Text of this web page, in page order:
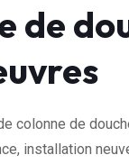
de
colonne de
installation